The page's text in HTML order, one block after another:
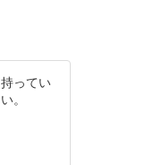
ってい
。